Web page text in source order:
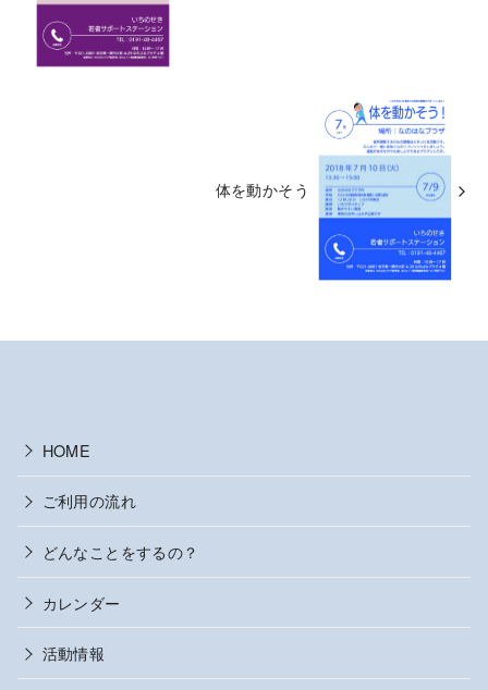
体を動かそう
HOME
ご利用の流れ
どんなことをするの？
カレンダー
活動情報